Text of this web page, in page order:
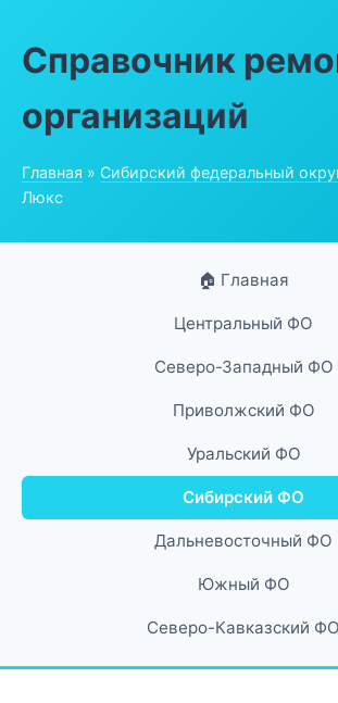
Справочник
организаций
Главная » Сибирский федеральный
Люкс
🏠 Главная
Центральный ФО
Северо-Западный ФО
Приволжский ФО
Уральский ФО
Сибирский ФО
Дальневосточный ФО
Южный ФО
Северо-Кавказский ФО